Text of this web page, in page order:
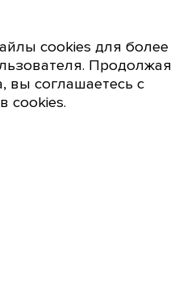
cookies для более
Продолжая
вы соглашаетесь с
cookies.